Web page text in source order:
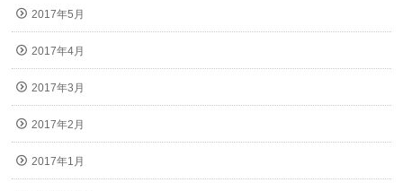
2017年5月
2017年4月
2017年3月
2017年2月
2017年1月